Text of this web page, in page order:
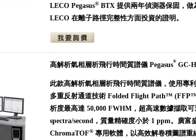
LECO Pegasus® BTX 提供兩年偵測器保固，做
LECO 在離子路徑完整性方面投資的證明。
高解析氣相層析飛行時間質譜儀 Pegasus® GC-
此款高解析氣相層析飛行時間質譜儀，使用專
多重反射通道技術 Folded Flight Path™
析度最高達 50,000 FWHM，超高速數據擷取可
spectra/second，質量精確度小於 1 ppm。廣富
ChromaTOF® 專用軟體，以高效解卷積圖譜重